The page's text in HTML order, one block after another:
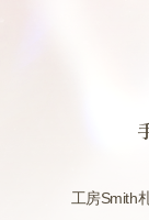
工房Smith